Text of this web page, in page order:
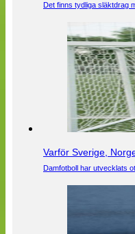
Det finns tydliga släktdrag
Varför Sverige,
Damfotboll har utvecklats